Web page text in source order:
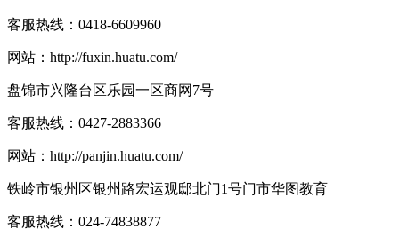
客服热线： 0418-6609960
网站： http://fuxin.huatu.com/
盘锦市兴隆台区乐园一区商网7号
客服热线： 0427-2883366
网站： http://panjin.huatu.com/
铁岭市银州区银州路宏运观邸北门1号门市华图教育
客服热线： 024-74838877